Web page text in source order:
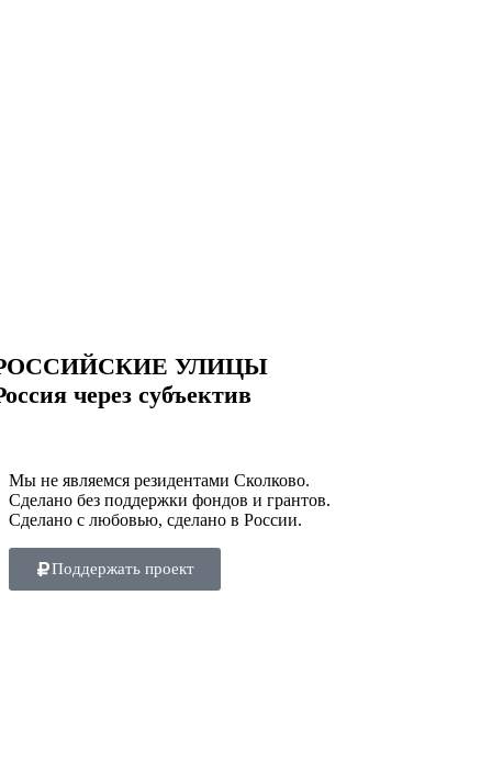
УЛИЦЫ
через субъектив
Мы не являемся резидентами Сколково.
Сделано без поддержки фондов и грантов.
Сделано с любовью, сделано в России.
Поддержать проект